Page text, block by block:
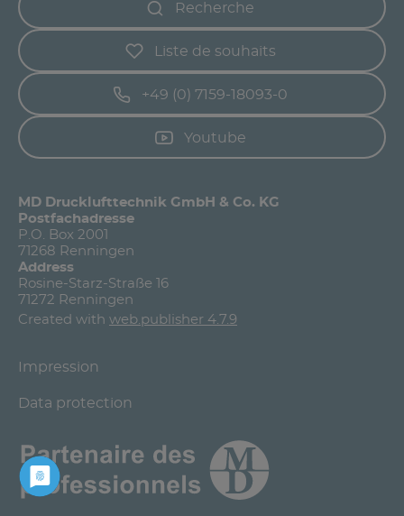
Recherche
Liste de souhaits
+49 (0) 7159-18093-0
Youtube
MD Drucklufttechnik GmbH & Co. KG
Postfachadresse
P.O. Box 2001
71268 Renningen
Address
Rosine-Starz-Straße 16
71272 Renningen
Created with web.publisher 4.7.9
Impression
Data protection